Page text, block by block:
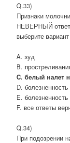
Q.33)
Признаки
НЕВЕРНЫЙ ответ.
выберите
A. зуд
B.
C. белый налет
D.
E.
F. все ответы
Q.34)
При подозрении